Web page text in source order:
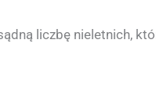
liczbę nieletnich,